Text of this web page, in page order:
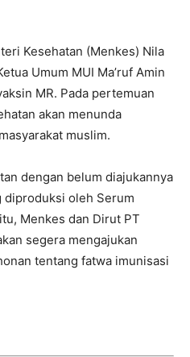
Kesehatan (Menkes) Nila
Umum MUI Ma’ruf Amin
MR. Pada pertemuan
akan menunda
muslim.
dengan belum diajukannya
diproduksi oleh Serum
Menkes dan Dirut PT
segera mengajukan
tentang fatwa imunisasi